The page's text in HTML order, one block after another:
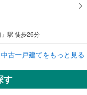
駅 徒歩26分
中古一戸建てをもっと見る
す